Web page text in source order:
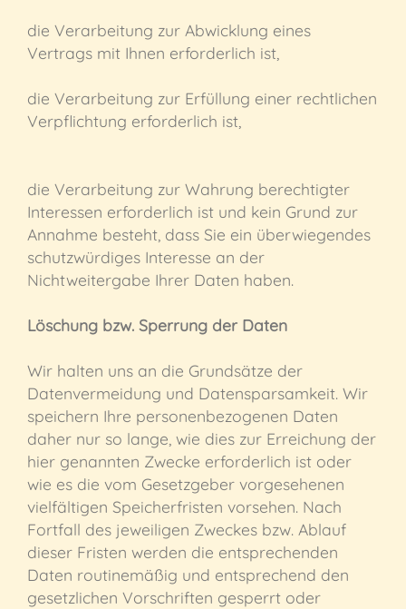
die Verarbeitung zur Abwicklung eines
Vertrags mit Ihnen erforderlich ist,
die Verarbeitung zur Erfüllung einer rechtlichen
Verpflichtung erforderlich ist,
die Verarbeitung zur Wahrung berechtigter
Interessen erforderlich ist und kein Grund zur
Annahme besteht, dass Sie ein überwiegendes
schutzwürdiges Interesse an der
Nichtweitergabe Ihrer Daten haben.
Löschung bzw. Sperrung der Daten
Wir halten uns an die Grundsätze der
Datenvermeidung und Datensparsamkeit. Wir
speichern Ihre personenbezogenen Daten
daher nur so lange, wie dies zur Erreichung der
hier genannten Zwecke erforderlich ist oder
wie es die vom Gesetzgeber vorgesehenen
vielfältigen Speicherfristen vorsehen. Nach
Fortfall des jeweiligen Zweckes bzw. Ablauf
dieser Fristen werden die entsprechenden
Daten routinemäßig und entsprechend den
gesetzlichen Vorschriften gesperrt oder